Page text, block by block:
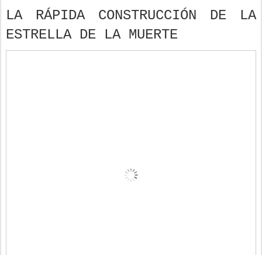
LA RÁPIDA CONSTRUCCIÓN DE LA
ESTRELLA DE LA MUERTE